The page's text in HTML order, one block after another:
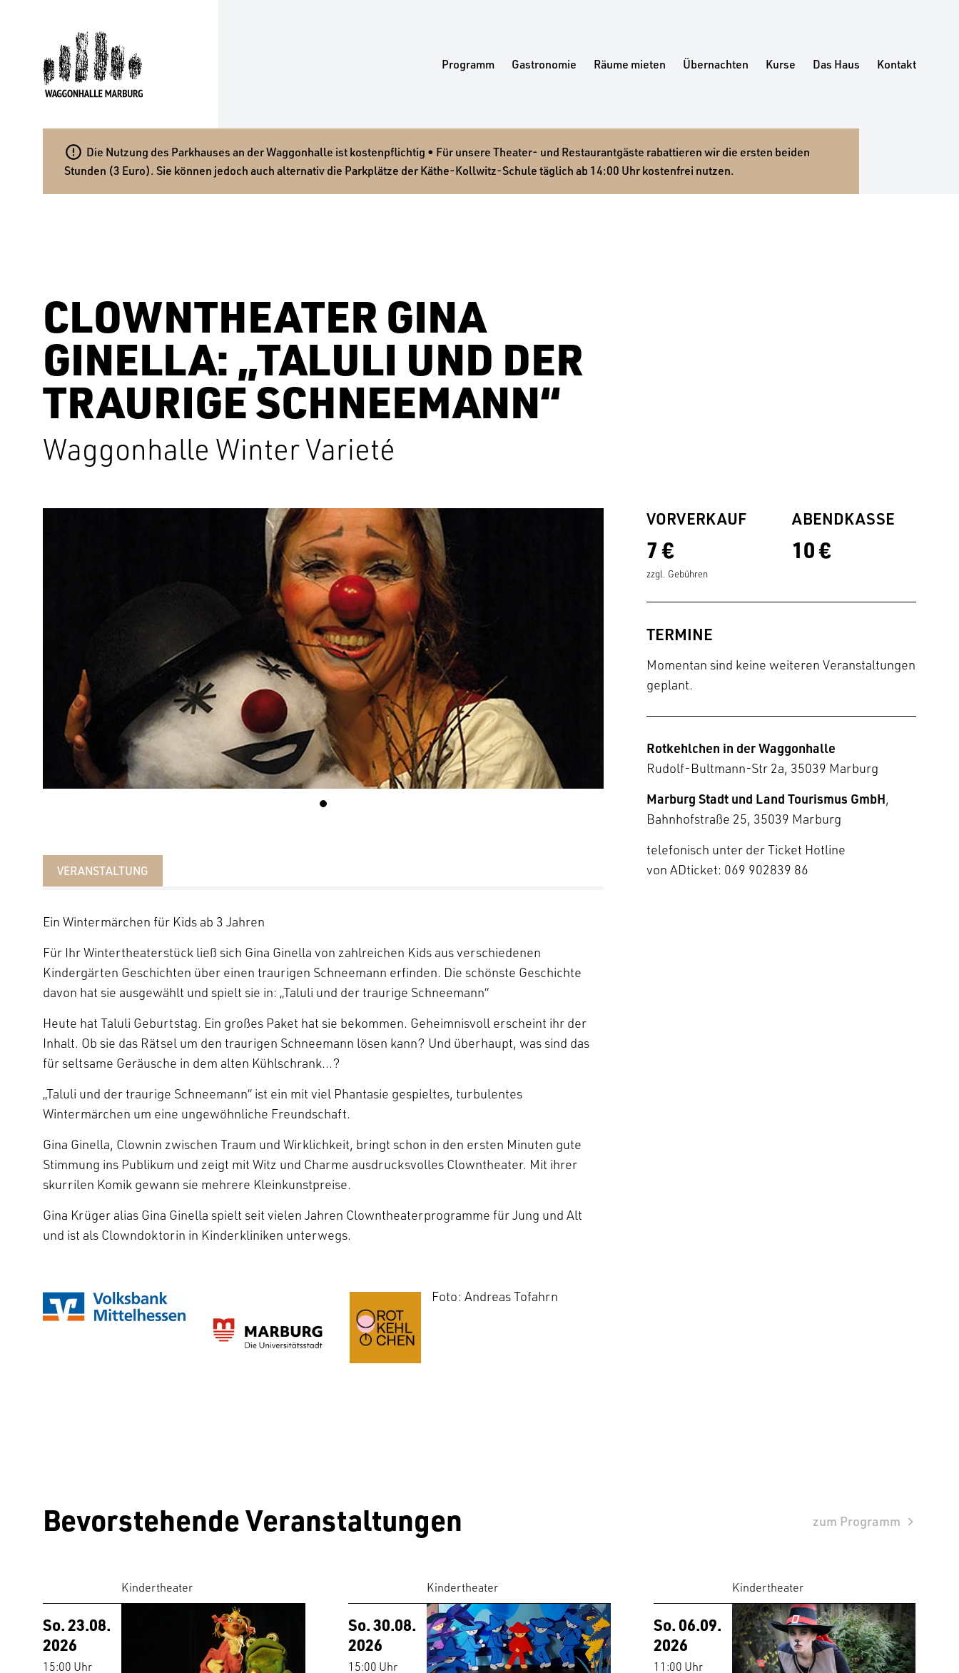
Programm Gastronomie Räume mieten Übernachten Kurse Das Haus Kontakt
 Die Nutzung des Parkhauses an der Waggonhalle ist kostenpflichtig • Für unsere Theater- und Restaurantgäste rabattieren wir die ersten beiden
Stunden (3 Euro). Sie können jedoch auch alternativ die Parkplätze der Käthe-Kollwitz-Schule täglich ab 14:00 Uhr kostenfrei nutzen.
CLOWNTHEATER GINA
GINELLA: „TALULI UND DER
TRAURIGE SCHNEEMANN“
Waggonhalle Winter Varieté
VERANSTALTUNG
Ein Wintermärchen für Kids ab 3 Jahren
Für Ihr Wintertheaterstück ließ sich Gina Ginella von zahlreichen Kids aus verschiedenen
Kindergärten Geschichten über einen traurigen Schneemann erfinden. Die schönste Geschichte
davon hat sie ausgewählt und spielt sie in: „Taluli und der traurige Schneemann“
Heute hat Taluli Geburtstag. Ein großes Paket hat sie bekommen. Geheimnisvoll erscheint ihr der
Inhalt. Ob sie das Rätsel um den traurigen Schneemann lösen kann? Und überhaupt, was sind das
für seltsame Geräusche in dem alten Kühlschrank…?
„Taluli und der traurige Schneemann“ ist ein mit viel Phantasie gespieltes, turbulentes
Wintermärchen um eine ungewöhnliche Freundschaft.
Gina Ginella, Clownin zwischen Traum und Wirklichkeit, bringt schon in den ersten Minuten gute
Stimmung ins Publikum und zeigt mit Witz und Charme ausdrucksvolles Clowntheater. Mit ihrer
skurrilen Komik gewann sie mehrere Kleinkunstpreise.
Gina Krüger alias Gina Ginella spielt seit vielen Jahren Clowntheaterprogramme für Jung und Alt
und ist als Clowndoktorin in Kinderkliniken unterwegs.
Foto: Andreas Tofahrn
VORVERKAUF
7 €
zzgl. Gebühren
ABENDKASSE
10 €
TERMINE
Momentan sind keine weiteren Veranstaltungen
geplant.
Rotkehlchen in der Waggonhalle
Rudolf-Bultmann-Str 2a, 35039 Marburg
Marburg Stadt und Land Tourismus GmbH,
Bahnhofstraße 25, 35039 Marburg
telefonisch unter der Ticket Hotline
von ADticket: 069 902839 86
Bevorstehende Veranstaltungen zum Programm
Kindertheater
So. 23.08.
2026
15:00 Uhr
Kindertheater
So. 30.08.
2026
15:00 Uhr
Kindertheater
So. 06.09.
2026
11:00 Uhr